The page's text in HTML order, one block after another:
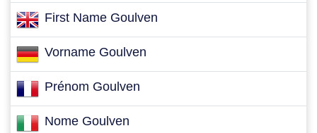
First Name Goulven
Vorname Goulven
Prénom Goulven
Nome Goulven